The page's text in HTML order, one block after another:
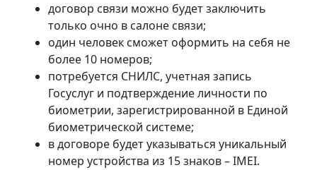
договор связи можно будет заключить
только очно в салоне связи;
один человек сможет оформить на себя не
более 10 номеров;
потребуется СНИЛС, учетная запись
Госуслуг и подтверждение личности по
биометрии, зарегистрированной в Единой
биометрической системе;
в договоре будет указываться уникальный
номер устройства из 15 знаков – IMEI.